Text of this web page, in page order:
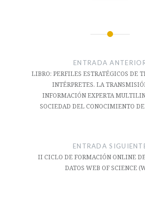
entradas
ENTRADA
LIBRO: PERFILES ESTRATÉGICOS DE
INTÉRPRETES. LA
INFORMACIÓN EXPERTA
SOCIEDAD DEL CONOCIMIENTO
ENTRADA
II CICLO DE FORMACIÓN ONLINE
DATOS WEB OF SCIENCE